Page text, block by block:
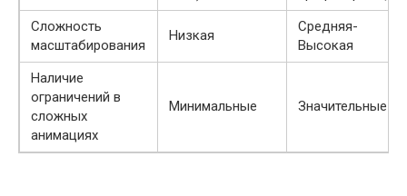
Сложность
масштабирования
Низкая
Средняя-
Высокая
Наличие
ограничений в
сложных
анимациях
Минимальные Значительные